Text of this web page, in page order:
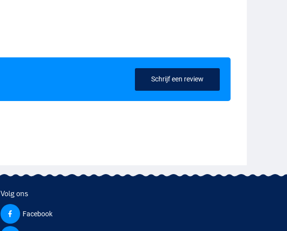
Schrijf een review
Volg ons
Facebook